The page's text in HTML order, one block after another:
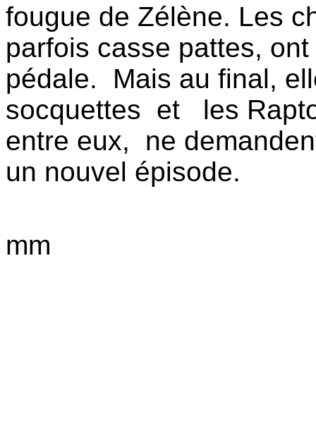
fougue de Zélène. Les
parfois casse pattes,
pédale. Mais au final,
socquettes et les
entre eux, ne
un nouvel épisode.
mm